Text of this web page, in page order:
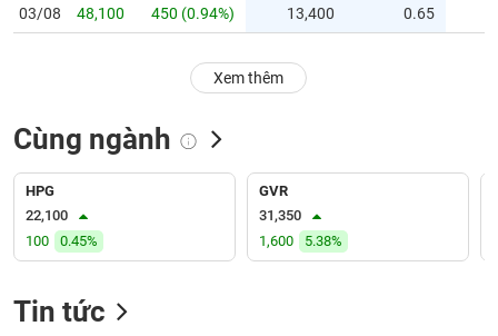
Hủy
dõi
biệt
Không
được
03/08 48,100 450 (0.94%) 13,400 0.65
Xem thêm
Cùng ngành
HPG
22,100
100
0.45%
GVR
31,350
1,600
5.38%
Tin tức
TRÁI
PHIẾU
CÔNG
ĐẦU
TƯ
DỮ
LIỆU